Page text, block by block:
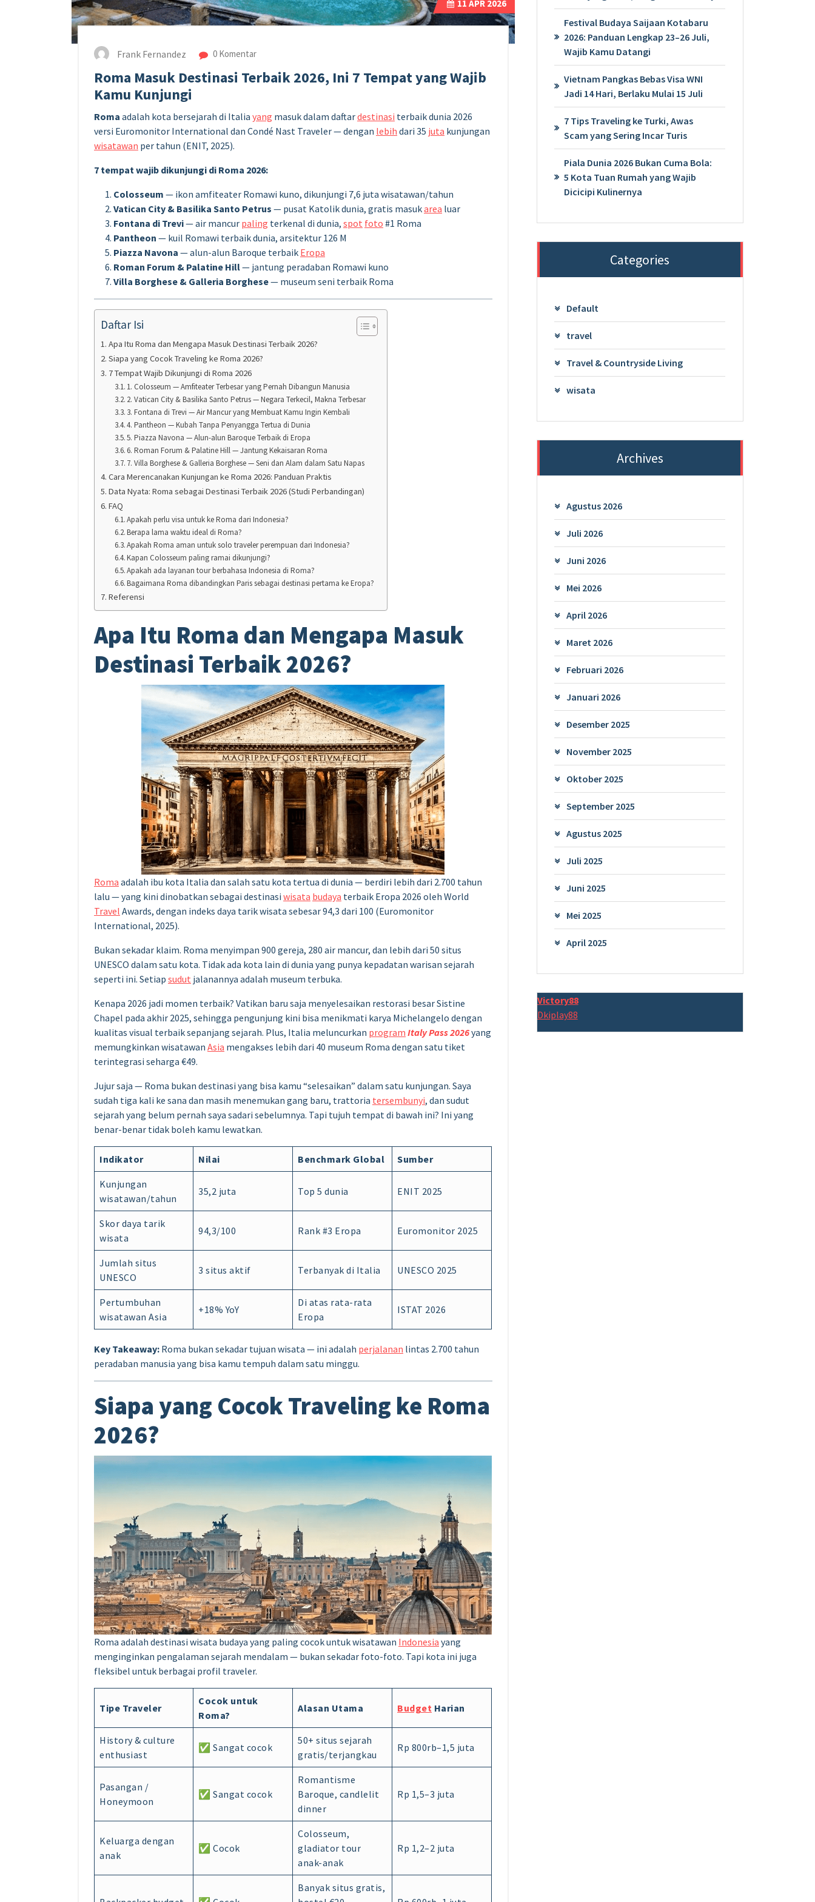
11 APR 2026
Frank Fernandez 0 Komentar
Roma Masuk Destinasi Terbaik 2026, Ini 7 Tempat yang Wajib
Kamu Kunjungi
Roma adalah kota bersejarah di Italia yang masuk dalam daftardestinasi terbaik dunia 2026
versi Euromonitor International dan Condé Nast Traveler — dengan lebih dari 35 juta kunjungan
wisatawan per tahun (ENIT, 2025).
7 tempat wajib dikunjungi di Roma 2026:
Colosseum — ikon amfiteater Romawi kuno, dikunjungi 7,6 juta wisatawan/tahun
Vatican City & Basilika Santo Petrus — pusat Katolik dunia, gratis masukarea luar
Fontana di Trevi— air mancur paling terkenal di dunia, spot foto #1 Roma
Pantheon — kuil Romawi terbaik dunia, arsitektur 126 M
Piazza Navona — alun-alun Baroque terbaik Eropa
Roman Forum & Palatine Hill— jantung peradaban Romawi kuno
Villa Borghese & Galleria Borghese— museum seni terbaik Roma
Daftar Isi
Apa Itu Roma dan Mengapa Masuk Destinasi Terbaik 2026?
Siapa yang Cocok Traveling ke Roma 2026?
7 Tempat Wajib Dikunjungi di Roma 2026
1. Colosseum — Amfiteater Terbesar yang Pernah Dibangun Manusia
2. Vatican City & Basilika Santo Petrus — Negara Terkecil, Makna Terbesar
3. Fontana di Trevi — Air Mancur yang Membuat Kamu Ingin Kembali
4. Pantheon — Kubah Tanpa Penyangga Tertua di Dunia
5. Piazza Navona — Alun-alun Baroque Terbaik di Eropa
6. Roman Forum & Palatine Hill — Jantung Kekaisaran Roma
7. Villa Borghese & Galleria Borghese — Seni dan Alam dalam Satu Napas
Cara Merencanakan Kunjungan ke Roma 2026: Panduan Praktis
Data Nyata: Roma sebagai Destinasi Terbaik 2026 (Studi Perbandingan)
FAQ
Apakah perlu visa untuk ke Roma dari Indonesia?
Berapa lama waktu ideal di Roma?
Apakah Roma aman untuk solo traveler perempuan dari Indonesia?
Kapan Colosseum paling ramai dikunjungi?
Apakah ada layanan tour berbahasa Indonesia di Roma?
Bagaimana Roma dibandingkan Paris sebagai destinasi pertama ke Eropa?
Referensi
Apa Itu Roma dan Mengapa Masuk
Destinasi Terbaik 2026?
Roma adalah ibu kota Italia dan salah satu kota tertua di dunia — berdiri lebih dari 2.700 tahun
lalu — yang kini dinobatkan sebagai destinasi wisata budaya terbaik Eropa 2026 oleh World
Travel Awards, dengan indeks daya tarik wisata sebesar 94,3 dari 100 (Euromonitor
International, 2025).
Bukan sekadar klaim. Roma menyimpan 900 gereja, 280 air mancur, dan lebih dari 50 situs
UNESCO dalam satu kota. Tidak ada kota lain di dunia yang punya kepadatan warisan sejarah
seperti ini. Setiap sudut jalanannya adalah museum terbuka.
Kenapa 2026 jadi momen terbaik? Vatikan baru saja menyelesaikan restorasi besar Sistine
Chapel pada akhir 2025, sehingga pengunjung kini bisa menikmati karya Michelangelo dengan
kualitas visual terbaik sepanjang sejarah. Plus, Italia meluncurkan program Italy Pass 2026yang
memungkinkan wisatawan Asia mengakses lebih dari 40 museum Roma dengan satu tiket
terintegrasi seharga €49.
Jujur saja — Roma bukan destinasi yang bisa kamu “selesaikan” dalam satu kunjungan. Saya
sudah tiga kali ke sana dan masih menemukan gang baru, trattoria tersembunyi, dan sudut
sejarah yang belum pernah saya sadari sebelumnya. Tapi tujuh tempat di bawah ini? Ini yang
benar-benar tidak boleh kamu lewatkan.
Indikator Nilai Benchmark Global Sumber
Kunjungan
wisatawan/tahun
35,2 juta Top 5 dunia ENIT 2025
Skor daya tarik
wisata
94,3/100 Rank #3 Eropa Euromonitor 2025
Jumlah situs
UNESCO
3 situs aktif Terbanyak di Italia UNESCO 2025
Pertumbuhan
wisatawan Asia
+18% YoY
Di atas rata-rata
Eropa
ISTAT 2026
Key Takeaway: Roma bukan sekadar tujuan wisata — ini adalah perjalanan lintas 2.700 tahun
peradaban manusia yang bisa kamu tempuh dalam satu minggu.
Siapa yang Cocok Traveling ke Roma
2026?
Roma adalah destinasi wisata budaya yang paling cocok untuk wisatawan Indonesia yang
menginginkan pengalaman sejarah mendalam — bukan sekadar foto-foto. Tapi kota ini juga
fleksibel untuk berbagai profil traveler.
Tipe Traveler
Cocok untuk
Roma?
Alasan Utama Budget Harian
History & culture
enthusiast
✅ Sangat cocok
50+ situs sejarah
gratis/terjangkau
Rp 800rb–1,5 juta
Pasangan /
Honeymoon
✅ Sangat cocok
Romantisme
Baroque, candlelit
dinner
Rp 1,5–3 juta
Keluarga dengan
anak
✅ Cocok
Colosseum,
gladiator tour
anak-anak
Rp 1,2–2 juta
Banyak situs gratis,
Festival Budaya Saijaan Kotabaru
2026: Panduan Lengkap 23–26 Juli,
Wajib Kamu Datangi
Vietnam Pangkas Bebas Visa WNI
Jadi 14 Hari, Berlaku Mulai 15 Juli
7 Tips Traveling ke Turki, Awas
Scam yang Sering Incar Turis
Piala Dunia 2026 Bukan Cuma Bola:
5 Kota Tuan Rumah yang Wajib
Dicicipi Kulinernya
Categories
Default
travel
Travel & Countryside Living
wisata
Archives
Agustus 2026
Juli 2026
Juni 2026
Mei 2026
April 2026
Maret 2026
Februari 2026
Januari 2026
Desember 2025
November 2025
Oktober 2025
September 2025
Agustus 2025
Juli 2025
Juni 2025
Mei 2025
April 2025
Victory88
Dkiplay88